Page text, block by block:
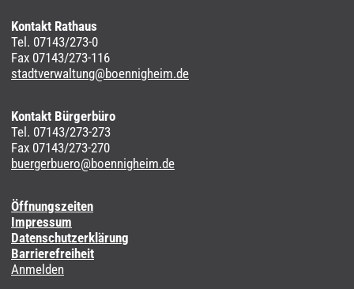
Kontakt Rathaus
Tel. 07143/273-0
Fax 07143/273-116
stadtverwaltung@boennigheim.de
Kontakt Bürgerbüro
Tel. 07143/273-273
Fax 07143/273-270
buergerbuero@boennigheim.de
Öffnungszeiten
Impressum
Datenschutzerklärung
Barrierefreiheit
Anmelden